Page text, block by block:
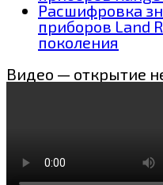
Расшифровка
приборов Land
поколения
Видео — открытие